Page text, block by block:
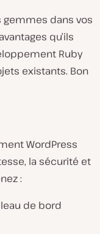
dans vos
qu’ils
Ruby
existants. Bon
WordPress
la sécurité et
:
de bord